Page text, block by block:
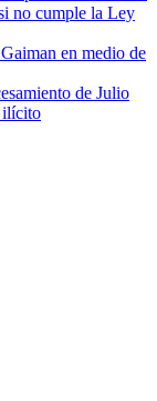
no cumple la Ley
en medio de
de Julio
ilícito